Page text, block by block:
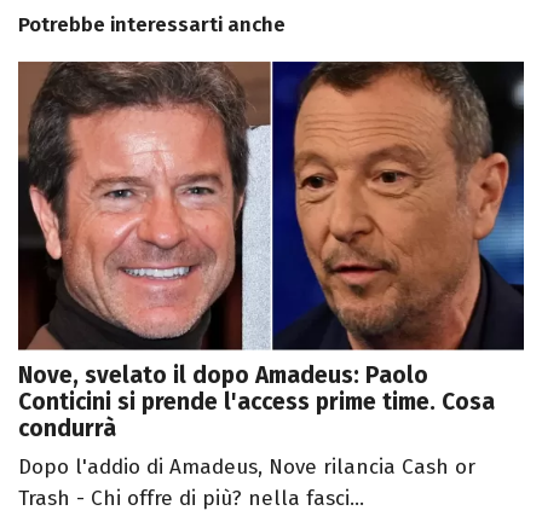
Potrebbe interessarti anche
Nove, svelato il dopo Amadeus: Paolo
Conticini si prende l'access prime time. Cosa
condurrà
Dopo l'addio di Amadeus, Nove rilancia Cash or
Trash - Chi offre di più? nella fasci...